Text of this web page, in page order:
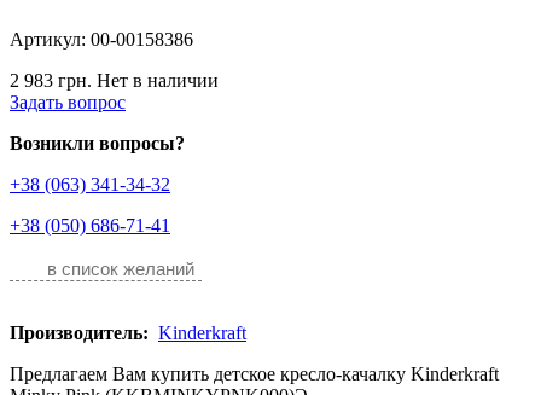
Артикул: 00-00158386
2 983 грн. Нет в наличии
Задать вопрос
Возникли вопросы?
+38 (063) 341-34-32
+38 (050) 686-71-41
в список желаний
Производитель: Kinderkraft
Предлагаем Вам купить детское кресло-качалку Kinderkraft